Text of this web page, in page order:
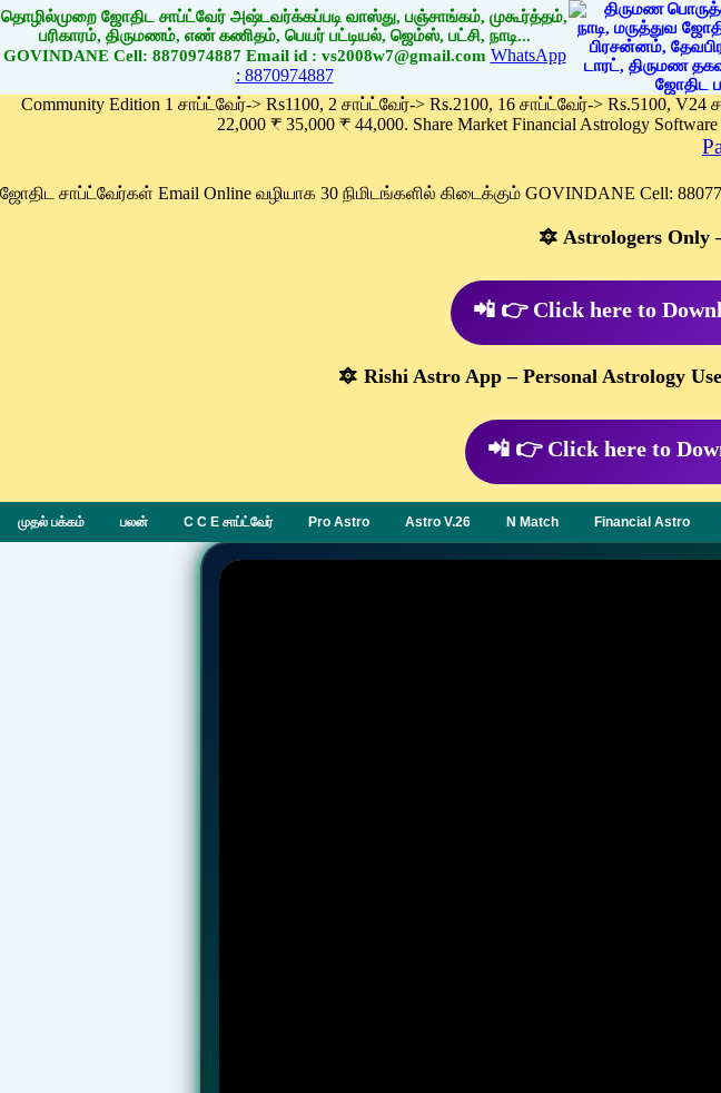
தொழில்முறை ஜோதிட சாப்ட்வேர் அஷ்டவர்க்கப்படி வாஸ்து, பஞ்சாங்கம், முகூர்த்தம்,
பரிகாரம், திருமணம், எண் கணிதம், பெயர் பட்டியல், ஜெம்ஸ், பட்சி, நாடி...
GOVINDANE Cell: 8870974887 Email id : vs2008w7@gmail.com WhatsApp
: 8870974887
Community Edition 1 சாப்ட்வேர்-> Rs1100, 2 சாப்ட்வேர்-> Rs.2100, 16 சாப்ட்வேர்-> Rs.5100,
22,000 ₹ 35,000 ₹ 44,000. Share Market Financial Astrology
ஜோதிட சாப்ட்வேர்கள் Email Online வழியாக 30 நிமிடங்களில் கிடைக்கும் GOVINDANE Cell:
🔯 Astrologers
📲 👉 Click here to
🔯 Rishi Astro App – Personal Astrology
📲 👉 Click here to
முதல் பக்கம் பலன் C C E சாப்ட்வேர் Pro Astro Astro V.26 N Match Financial Astro